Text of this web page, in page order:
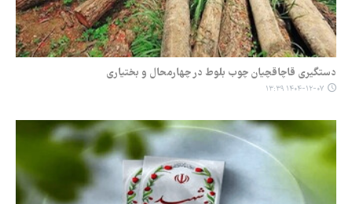
دستگیری قاچاقچیان چوب بلوط در چهارمحال و بختیاری
۱۴۰۴-۱۲-۰۷ ۱۳:۳۹